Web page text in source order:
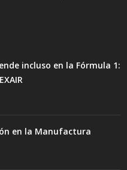
incluso en la Fórmula 1:
en la Manufactura